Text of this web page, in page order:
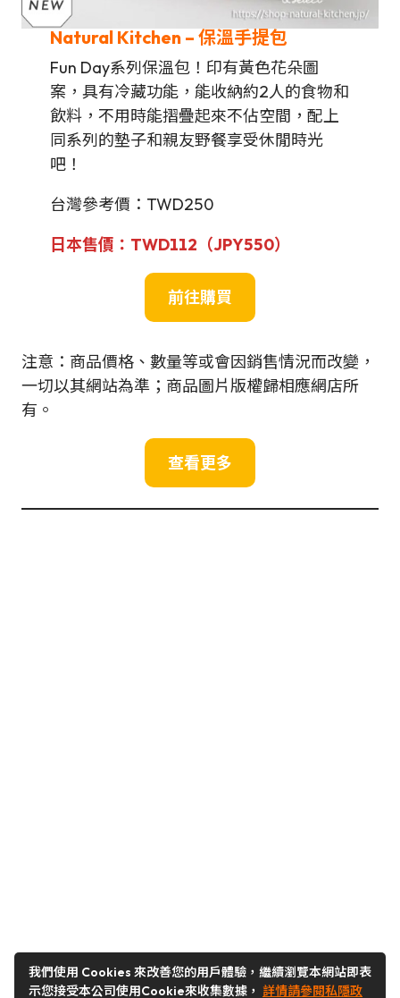
Natural Kitchen – 保溫手提包
Fun Day系列保溫包！印有黃色花朵圖
案，具有冷藏功能，能收納約2人的食物和
飲料，不用時能摺疊起來不佔空間，配上
同系列的墊子和親友野餐享受休閒時光
吧！
台灣參考價：TWD250
日本售價： TWD112（JPY550）
前往購買
注意：商品價格、數量等或會因銷售情況而改變，
一切以其網站為準；商品圖片版權歸相應網店所
有。
查看更多
我們使用 Cookies 來改善您的用戶體驗，繼續瀏覽本網站即表
示您接受本公司使用Cookie來收集數據， 詳情請參閱私隱政